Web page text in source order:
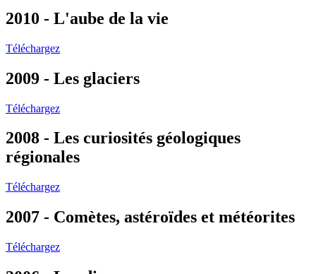
2010 - L'aube de la vie
Téléchargez
2009 - Les glaciers
Téléchargez
2008 - Les curiosités géologiques
régionales
Téléchargez
2007 - Comètes, astéroïdes et météorites
Téléchargez